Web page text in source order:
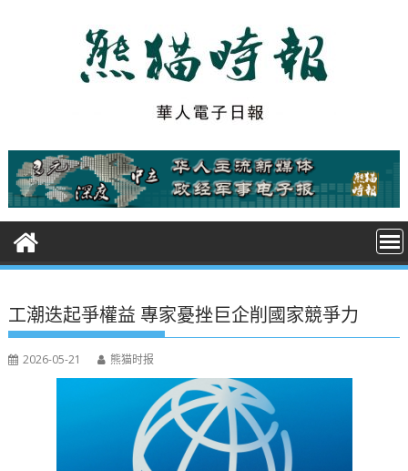
t
工潮迭起爭權益 專家憂挫巨企削國家競爭力
2026-05-21 熊猫时报